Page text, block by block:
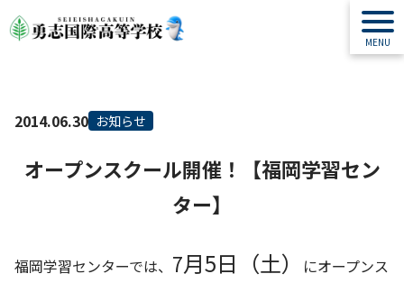
2014.06.30 お知らせ
オープンスクール開催！【福岡学習セン
ター】
福岡学習センターでは、 7月5日（土）
にオープンス